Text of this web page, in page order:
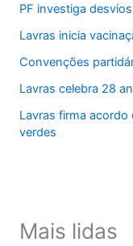
PF investiga
Lavras inicia
Convenções
Lavras celebra 28
Lavras firma acordo
verdes
Mais lidas